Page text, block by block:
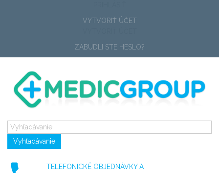
VYTVORIŤ ÚČET
ZABUDLI STE HESLO?
Vyhľadávanie
TELEFONICKÉ OBJEDNÁVKY A